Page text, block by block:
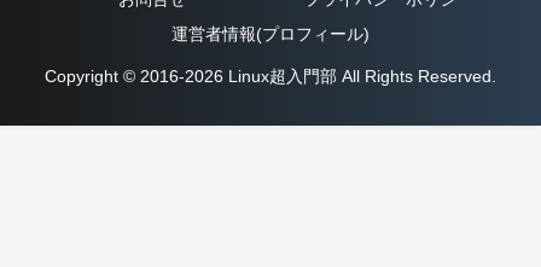
運営者情報(プロフィール)
Copyright © 2016-2026 Linux超入門部 All Rights Reserved.